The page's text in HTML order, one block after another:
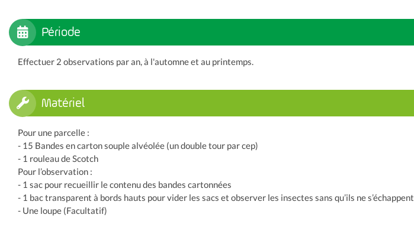
Période
Effectuer 2 observations par an, à l'automne et au printemps.
Matériel
Pour une parcelle :
- 15 Bandes en carton souple alvéolée (un double tour par cep)
- 1 rouleau de Scotch
Pour l’observation :
- 1 sac pour recueillir le contenu des bandes cartonnées
- 1 bac transparent à bords hauts pour vider les sacs et observer les insectes sans qu’ils ne s’échappent
- Une loupe (Facultatif)